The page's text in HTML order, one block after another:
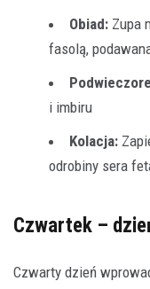
Obiad: Zupa
fasolą,
i imbiru
Kolacja:
odrobiny sera
Czwartek –
Czwarty dzień